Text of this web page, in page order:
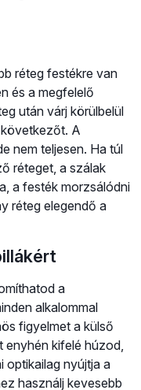
réteg festékre van
és a megfelelő
után várj körülbelül
A
nem teljesen. Ha túl
réteget, a szálak
a festék morzsálódni
réteg elegendő a
a
alkalommal
figyelmet a külső
enyhén kifelé húzod,
optikailag nyújtja a
használj kevesebb